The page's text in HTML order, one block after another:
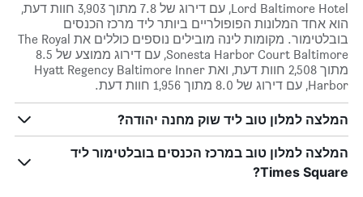
Lord Baltimore Hotel, עם דירוג של 7.8 מתוך 3,903 חוות דעת,
הוא אחד המלונות הפופולריים ביותר ליד מרכז הכנסים
בובלטימור. מקומות לינה מובילים נוספים כוללים את The Royal
Sonesta Harbor Court Baltimore, עם דירוג ממוצע של 8.5
מתוך 2,508 חוות דעת, ואת Hyatt Regency Baltimore Inner
Harbor, עם דירוג של 8.0 מתוך 1,956 חוות דעת.
המלצה למלון טוב ליד שוק מחנה יהודה?
המלצה למלון טוב במרכז הכנסים בובלטימור ליד
Times Square?